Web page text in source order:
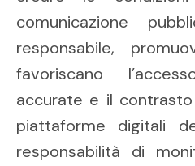
comunicazione
responsabile,
favoriscano
accurate e il
piattaforme digitali
responsabilità di